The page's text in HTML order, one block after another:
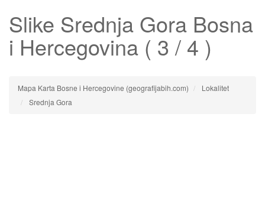
Slike Srednja Gora Bosna
i Hercegovina ( 3 / 4 )
Mapa Karta Bosne i Hercegovine (geografijabih.com)
Lokalitet
Srednja Gora